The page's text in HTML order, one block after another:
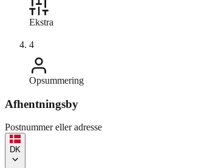
Ekstra
4
Opsummering
Afhentningsby
Postnummer eller adresse
DK